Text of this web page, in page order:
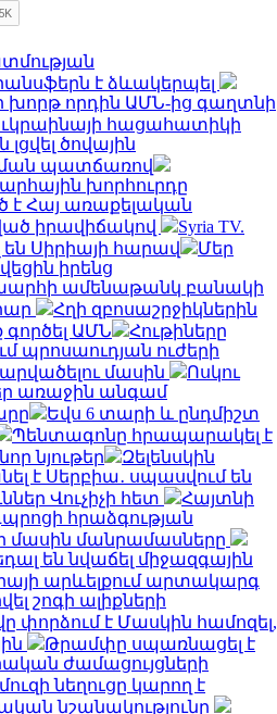
է ձևակերպել
խորթ որդին ԱՄՆ-ից գաղտնի
հացահատիկի
ծովային
պատճառով
խորհուրդը
Հայ առաքելական
իրավիճակով
Syria TV.
են Սիրիայի հարավ
Մեր
իրենց
ամենաթանկ բանակի
Հղի զբոսաշրջիկներին
գործել ԱՄՆ
Հութիները
պրոսաուդյան ուժերի
մասին
Ոսկու
առաջին անգամ
Եվս 6 տարի և ընդմիշտ
Պենտագոնը հրապարակել է
նյութեր
Զելենսկին
է Սերբիա․ սպասվում են
Վուչիչի հետ
Հայտնի
հրաձգության
մասին մանրամասները
են նվաճել միջազգային
արևելքում արտակարգ
շոգի ալիքների
փորձում է Մասկին համոզել,
Թրամփը սպառնացել է
ժամացույցների
նեղուցը կարող է
նշանակությունը